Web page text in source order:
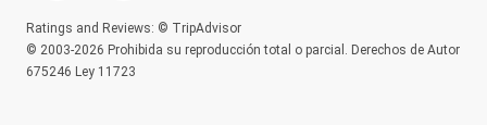
Ratings and Reviews: © TripAdvisor
© 2003-2026 Prohibida su reproducción total o parcial. Derechos de Autor
675246 Ley 11723